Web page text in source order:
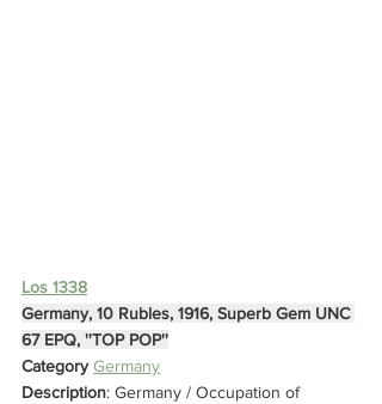
Los 1338
Germany, 10 Rubles, 1916, Superb Gem UNC
67 EPQ, ''TOP POP''
Category Germany
Description: Germany / Occupation of